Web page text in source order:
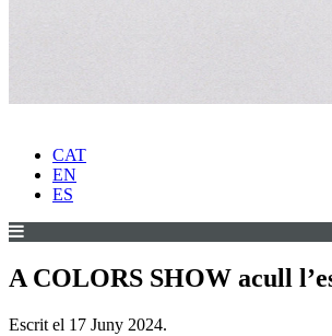
CAT
EN
ES
A COLORS SHOW acull
Escrit el 17 Juny 2024.